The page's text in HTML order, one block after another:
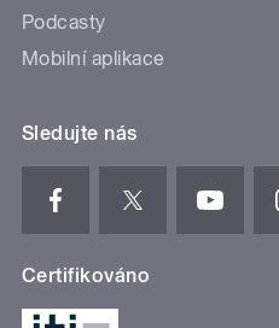
Podcasty
Mobilní aplikace
Sledujte nás
Certifikováno